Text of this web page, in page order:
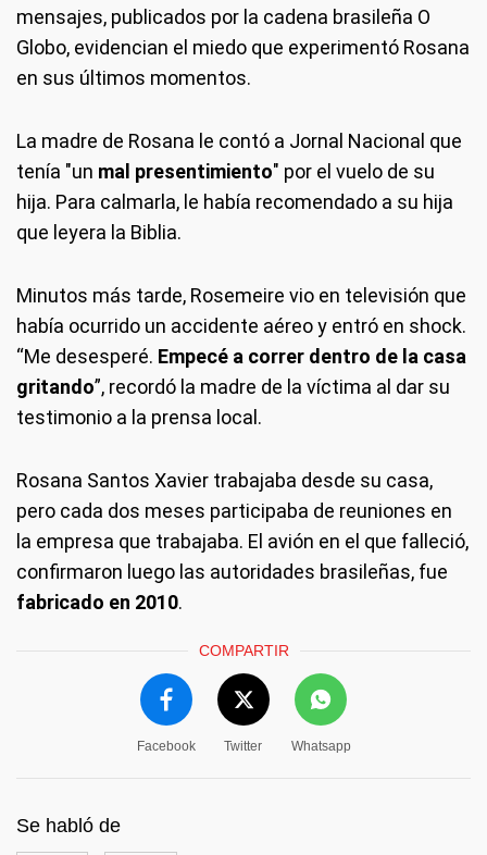
mensajes, publicados por la cadena brasileña O
Globo, evidencian el miedo que experimentó Rosana
en sus últimos momentos.
La madre de Rosana le contó a Jornal Nacional que
tenía "un mal presentimiento" por el vuelo de su
hija. Para calmarla, le había recomendado a su hija
que leyera la Biblia.
Minutos más tarde, Rosemeire vio en televisión que
había ocurrido un accidente aéreo y entró en shock.
“Me desesperé. Empecé a correr dentro de la casa
gritando”, recordó la madre de la víctima al dar su
testimonio a la prensa local.
Rosana Santos Xavier trabajaba desde su casa,
pero cada dos meses participaba de reuniones en
la empresa que trabajaba. El avión en el que falleció,
confirmaron luego las autoridades brasileñas, fue
fabricado en 2010.
COMPARTIR
Facebook Twitter Whatsapp
Se habló de